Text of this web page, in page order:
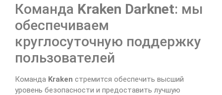
Команда Kraken Darknet: мы
обеспечиваем
круглосуточную поддержку
пользователей
Команда Kraken стремится обеспечить высший
уровень безопасности и предоставить лучшую